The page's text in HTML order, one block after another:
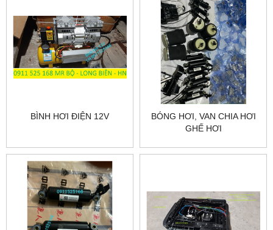
BÌNH HƠI ĐIỆN 12V
BÓNG HƠI, VAN CHIA HƠI
GHẾ HƠI